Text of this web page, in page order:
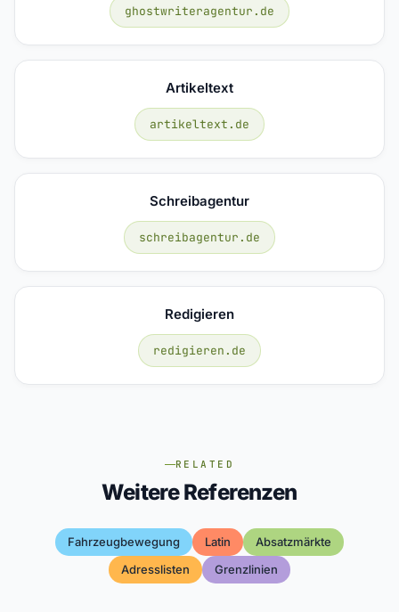
ghostwriteragentur.de
Artikeltext
artikeltext.de
Schreibagentur
schreibagentur.de
Redigieren
redigieren.de
RELATED
Weitere Referenzen
Fahrzeugbewegung Latin
Absatzmärkte
Adresslisten
Grenzlinien